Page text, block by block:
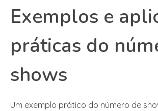
Exemplos e
práticas do
shows
Um exemplo prático do número de